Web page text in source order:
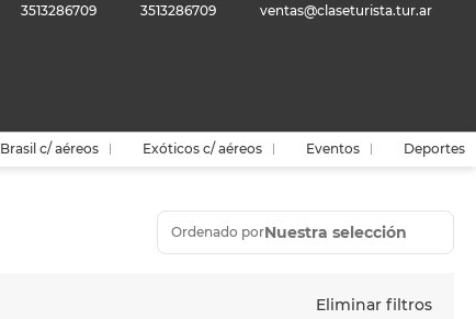
3513286709 3513286709 ventas@claseturista.tur.ar
Brasil c/ aéreos Exóticos c/ aéreos Eventos Deportes
Ordenado porNuestra selección
Eliminar filtros